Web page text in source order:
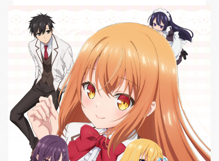
Q.
Q.
坂石遊作先生
祝！！才女のお世話・アニメ化！！
とにかくお嬢様を描きたい、というシンプルな
願望から本作は生まれました。高貴な世界を面
白おかしく表現できたら、と思いながら執筆し
てきましたので、映像化でどう進化していくの
か非常に楽しみです！！キャラクターは勿論、音
も背景も全部堪能します！！
みわべさくら先生
『才女のお世話』アニメ化おめでとうございま
す！！
応援してくださっている皆さま、本当にありが
とうございます。
動く雛子や伊月たちを見れるのが今からとても
楽しみです。
原作・コミカライズとともにこれからも応援よ
水島空彦先生
ついに『才女のお世話』アニメ化です！おめでと
うございます！
原作の坂石先生、イラスト担当のみわべ先生の
魅力ももちろんのこと
編集者さんや作品を応援してくださる皆様のお
陰で自分もこのような機会に恵まれることが出
来ました
CONTENTS
最新情報
NEWS
放送・配信情報
ON AIR & STREAMING